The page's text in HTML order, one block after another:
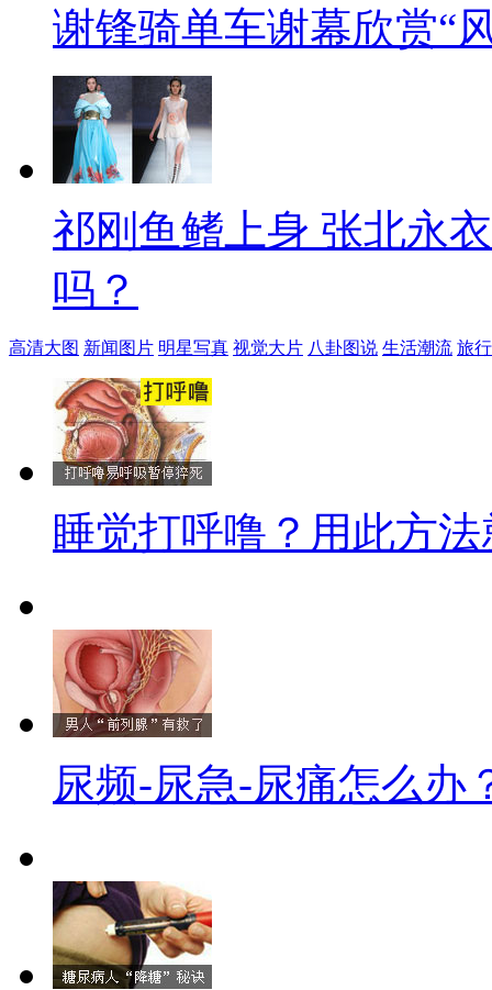
谢锋骑单车谢幕欣赏“
祁刚鱼鳍上身 张北永
吗？
高清大图 新闻图片 明星写真 视觉大片 八卦图说 生活潮流 旅
睡觉打呼噜？用此方
尿频-尿急-尿痛怎么办